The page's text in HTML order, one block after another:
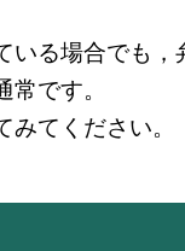
る場合でも，
です。
てください。